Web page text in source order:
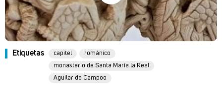
Etiquetas capitel
románico
monasterio de Santa María la Real
Aguilar de Campoo